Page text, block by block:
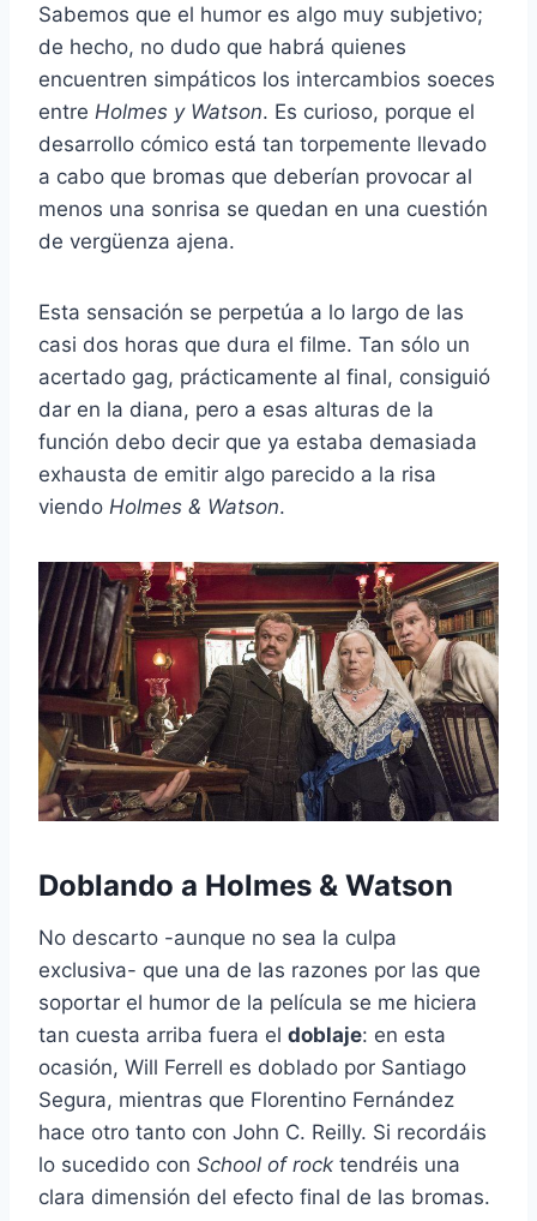
Sabemos que el humor es algo muy subjetivo;
de hecho, no dudo que habrá quienes
encuentren simpáticos los intercambios soeces
entre Holmes y Watson. Es curioso, porque el
desarrollo cómico está tan torpemente llevado
a cabo que bromas que deberían provocar al
menos una sonrisa se quedan en una cuestión
de vergüenza ajena.
Esta sensación se perpetúa a lo largo de las
casi dos horas que dura el filme. Tan sólo un
acertado gag, prácticamente al final, consiguió
dar en la diana, pero a esas alturas de la
función debo decir que ya estaba demasiada
exhausta de emitir algo parecido a la risa
viendo Holmes & Watson.
Doblando a Holmes & Watson
No descarto -aunque no sea la culpa
exclusiva- que una de las razones por las que
soportar el humor de la película se me hiciera
tan cuesta arriba fuera el doblaje: en esta
ocasión, Will Ferrell es doblado por Santiago
Segura, mientras que Florentino Fernández
hace otro tanto con John C. Reilly. Si recordáis
lo sucedido con School of rock tendréis una
clara dimensión del efecto final de las bromas.